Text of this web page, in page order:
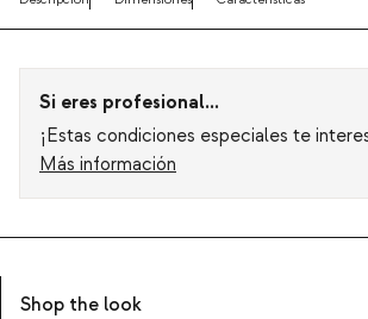
Si eres profesional...
¡Estas condiciones especiales te
Más información
Shop the look